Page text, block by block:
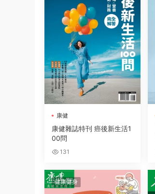
康健
康健雜誌特刊 癌後新生活1
00問
131
健康健身